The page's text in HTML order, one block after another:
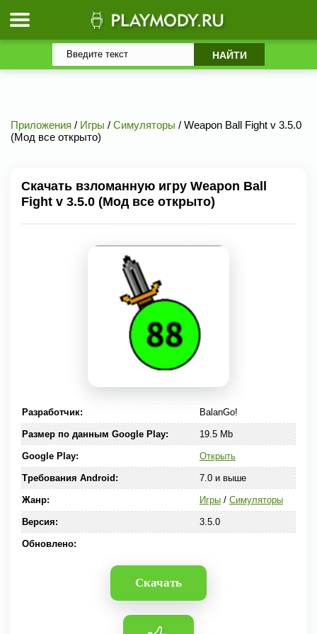
Приложения / Игры / Симуляторы / Weapon Ball Fight v 3.5.0
(Мод все открыто)
Скачать взломанную игру Weapon Ball
Fight v 3.5.0 (Мод все открыто)
Разработчик: BalanGo!
Размер по данным Google Play: 19.5 Mb
Google Play: Открыть
Требования Android: 7.0 и выше
Жанр: Игры/ Симуляторы
Версия: 3.5.0
Обновлено:
Скачать